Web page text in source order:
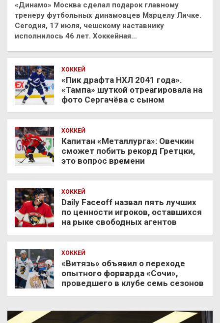
«Динамо» Москва сделал подарок главному
тренеру футбольных динамовцев Марцелу Личке.
Сегодня, 17 июля, чешскому наставнику
исполнилось 46 лет. Хоккейная…
ХОККЕЙ
«Пик драфта НХЛ 2041 года».
«Тампа» шуткой отреагировала на
фото Сергачёва с сыном
ХОККЕЙ
Капитан «Металлурга»: Овечкин
сможет побить рекорд Гретцки,
это вопрос времени
ХОККЕЙ
Daily Faceoff назвал пять лучших
по ценности игроков, оставшихся
на рыке свободных агентов
ХОККЕЙ
«Витязь» объявил о переходе
опытного форварда «Сочи»,
проведшего в клубе семь сезонов